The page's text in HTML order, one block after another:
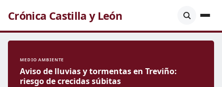
Crónica Castilla y León
MEDIO AMBIENTE
Aviso de lluvias y tormentas en Treviño:
riesgo de crecidas súbitas